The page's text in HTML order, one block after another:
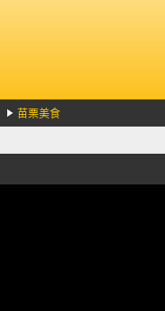
苗栗美食